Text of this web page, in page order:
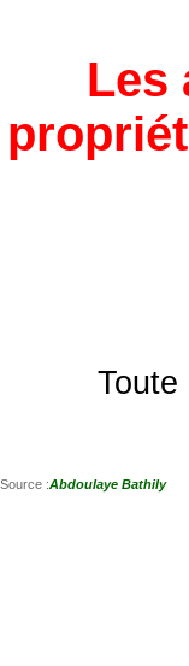
Les
Source :Abdoulaye Bathily